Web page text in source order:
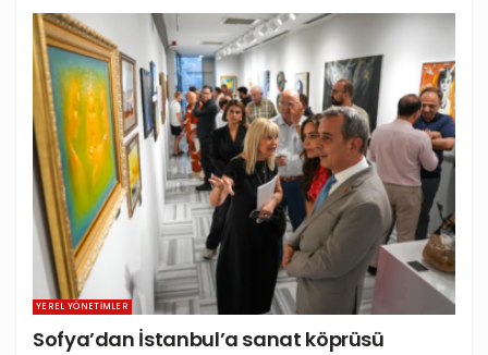
YEREL YÖNETIMLER
Sofya’dan İstanbul’a sanat köprüsü